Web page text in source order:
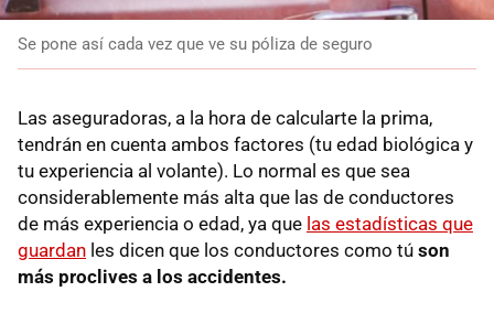
Se pone así cada vez que ve su póliza de seguro
Las aseguradoras, a la hora de calcularte la prima,
tendrán en cuenta ambos factores (tu edad biológica y
tu experiencia al volante). Lo normal es que sea
considerablemente más alta que las de conductores
de más experiencia o edad, ya que las estadísticas que
guardan les dicen que los conductores como tú son
más proclives a los accidentes.